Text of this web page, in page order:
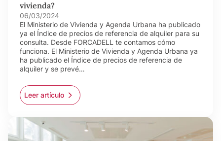
vivienda?
06/03/2024
El Ministerio de Vivienda y Agenda Urbana ha publicado
ya el Índice de precios de referencia de alquiler para su
consulta. Desde FORCADELL te contamos cómo
funciona. El Ministerio de Vivienda y Agenda Urbana ya
ha publicado el Índice de precios de referencia de
alquiler y se prevé…
Leer artículo